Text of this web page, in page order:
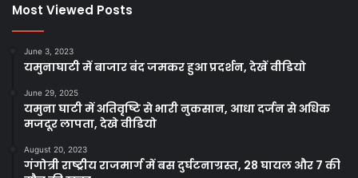
Most Viewed Posts
June 3, 2023
यमुनाघाटी में बाजार बंद जमकर हुआ प्रदर्शन, देखें वीडियो
June 29, 2025
यमुना घाटी में अतिवृष्टि से भारी नुकसान, आधा दर्जन से अधिक
मजदूर लापता, देखे वीडियो
August 20, 2023
गंगोत्री राष्ट्रीय राजमार्ग में बस दुर्घटनाग्रस्त, 28 घायल और 7 की